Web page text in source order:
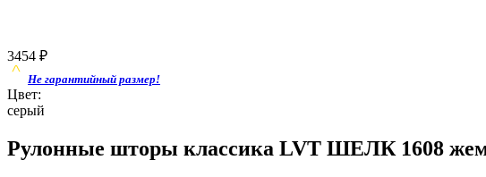
3454 ₽
Не гарантийный размер!
Цвет:
серый
Рулонные шторы классика LVT ШЕЛК 1608